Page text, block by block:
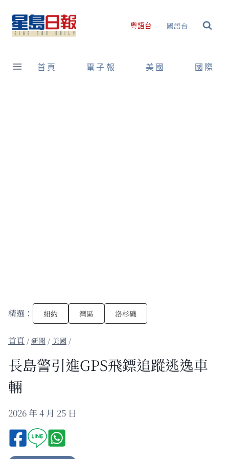
content
粵語台 國語台
首頁 電子報 美國 國際
精選： 紐約 灣區 洛杉磯
/新聞 / 美國 /
長島警引進GPS飛鏢追蹤逃逸車
輛
2026 年 4 月 25 日